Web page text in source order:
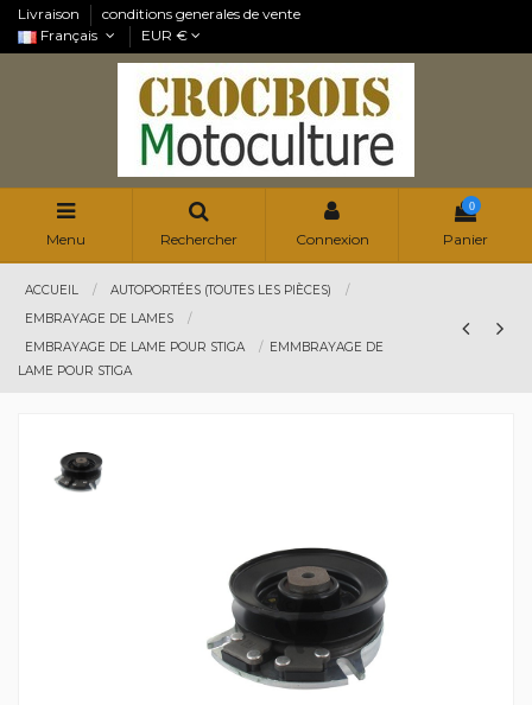
Livraison
conditions generales de vente
Français
EUR €
Menu Rechercher Connexion
0
Panier
ACCUEIL
AUTOPORTÉES (TOUTES LES PIÈCES)
EMBRAYAGE DE LAMES
EMBRAYAGE DE LAME POUR STIGA
EMMBRAYAGE DE
LAME POUR STIGA